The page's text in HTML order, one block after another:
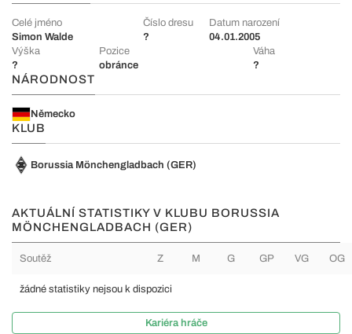
Celé jméno
Simon Walde
Číslo dresu
?
Datum narození
04.01.2005
Výška
?
Pozice
obránce
Váha
?
NÁRODNOST
Německo
KLUB
Borussia Mönchengladbach (GER)
AKTUÁLNÍ STATISTIKY V KLUBU BORUSSIA
MÖNCHENGLADBACH (GER)
Soutěž Z M G GP VG OG
žádné statistiky nejsou k dispozici
Kariéra hráče